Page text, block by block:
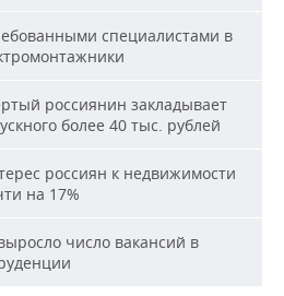
специалистами в
россиянин закладывает
более 40 тыс. рублей
россиян к недвижимости
на 17%
число вакансий в